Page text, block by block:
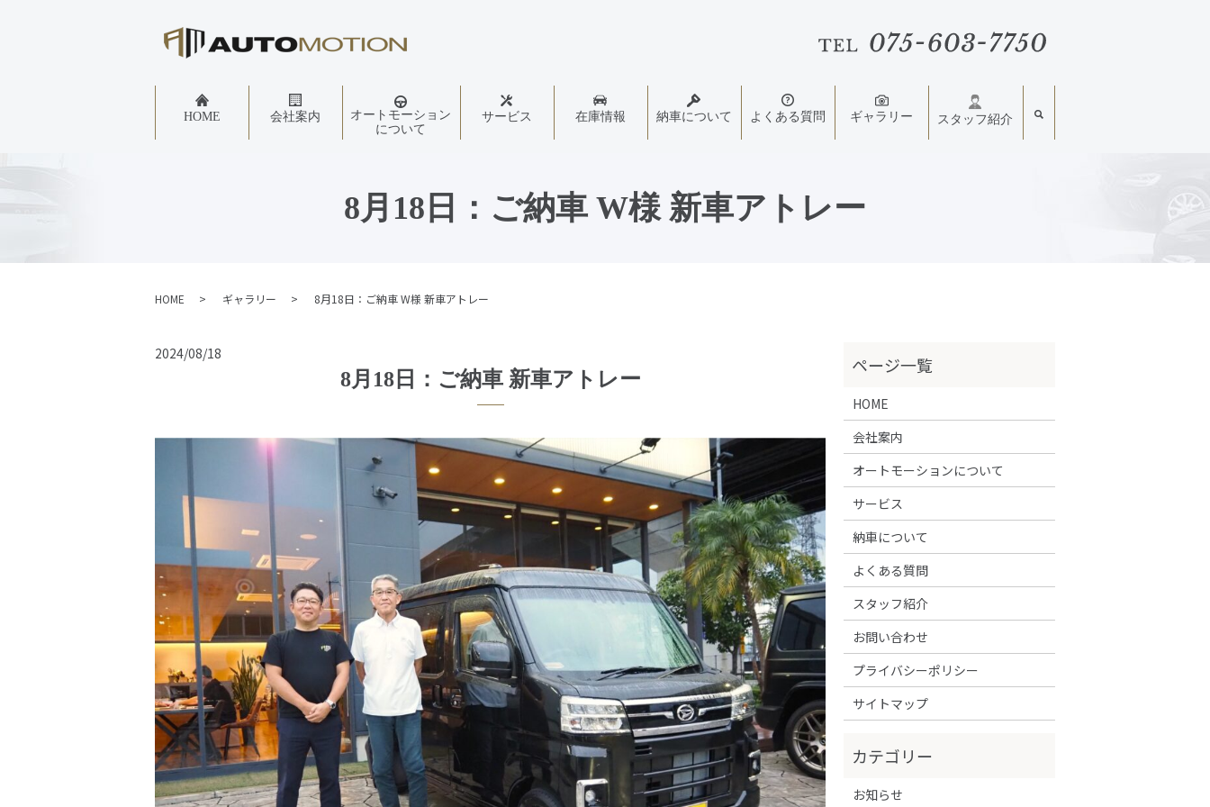
HOME 会社案内
オートモーション
について
サービス 在庫情報 納車について よくある質問 ギャラリー スタッフ紹介
8月18日：ご納車 W様 新車アトレー
HOME ギャラリー 8月18日：ご納車 W様 新車アトレー
2024/08/18
8月18日：ご納車 新車アトレー
HOME
会社案内
オートモーションについて
サービス
納車について
よくある質問
スタッフ紹介
お問い合わせ
プライバシーポリシー
サイトマップ
お知らせ